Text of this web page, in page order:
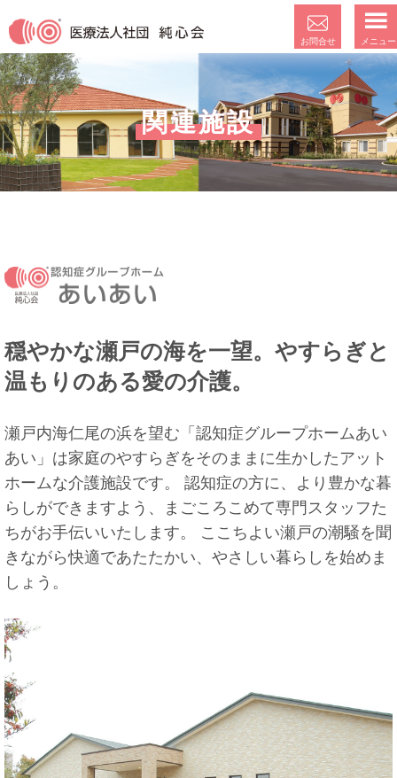
メニュー
お問合せ
関連施設
穏やかな瀬戸の海を一望。やすらぎと
温もりのある愛の介護。
瀬戸内海仁尾の浜を望む「認知症グループホームあい
あい」は家庭のやすらぎをそのままに生かしたアット
ホームな介護施設です。 認知症の方に、より豊かな暮
らしができますよう、まごころこめて専門スタッフた
ちがお手伝いいたします。 ここちよい瀬戸の潮騒を聞
きながら快適であたたかい、やさしい暮らしを始めま
しょう。